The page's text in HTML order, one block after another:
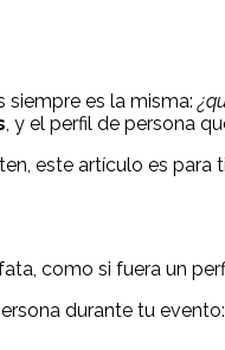
siempre es la misma:
, y el perfil de persona
este artículo es para
como si fuera un
durante tu evento: